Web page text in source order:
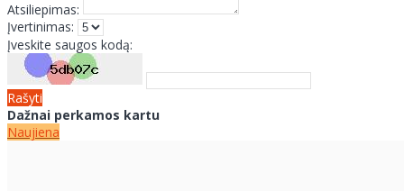
Atsiliepimas:
Įvertinimas:
Įveskite saugos kodą:
Rašyti
Dažnai perkamos kartu
Naujiena